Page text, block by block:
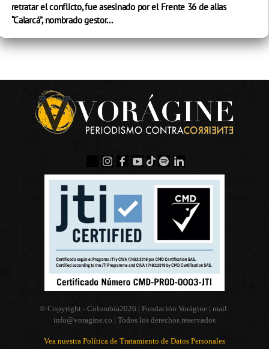
retratar el conflicto, fue asesinado por el Frente 36 de alias
“Calarcá”, nombrado gestor...
© Copyright - Colombia2026 | Fundación Vorágine | mail:
info@voragine.co | Todos los derechos reservados
Vea nuestra Política de Tratamiento de Datos Personales